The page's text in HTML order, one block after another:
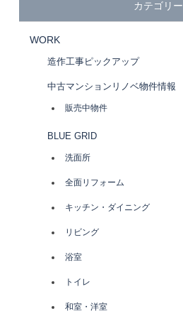
ゲ
カテゴリー
WORK
造作工事ピックアップ
中古マンションリノベ物件情報
販売中物件
BLUE GRID
洗面所
全面リフォーム
キッチン・ダイニング
リビング
浴室
トイレ
和室・洋室